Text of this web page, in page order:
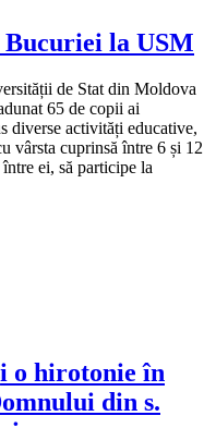
Bucuriei la USM
de Stat din Moldova
65 de copii ai
diverse activități educative,
vârsta cuprinsă între 6 și 12
ei, să participe la
o hirotonie în
din s.